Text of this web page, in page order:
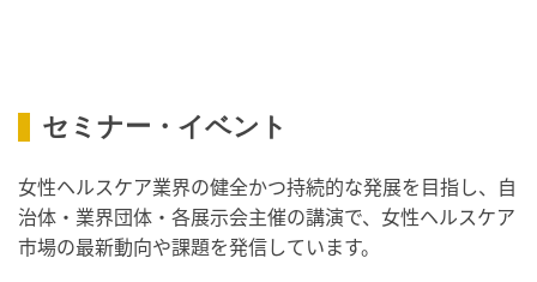
・がん征圧月間
・健康増進普及月間
・歯ヂカラ探究月間
セミナー・イベント
女性ヘルスケア業界の健全かつ持続的な発展を目指し、自
治体・業界団体・各展示会主催の講演で、女性ヘルスケア
市場の最新動向や課題を発信しています。